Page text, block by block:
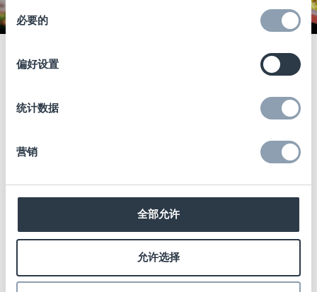
意
必要的
偏好设置
统计数据
营销
全部允许
允许选择
安全测试，通过ISEGA和TUV认证，可为消费
保点与食品制造商和商超零售商合作，不断改
方案集成到包装中，亦可在门店中手动贴标。